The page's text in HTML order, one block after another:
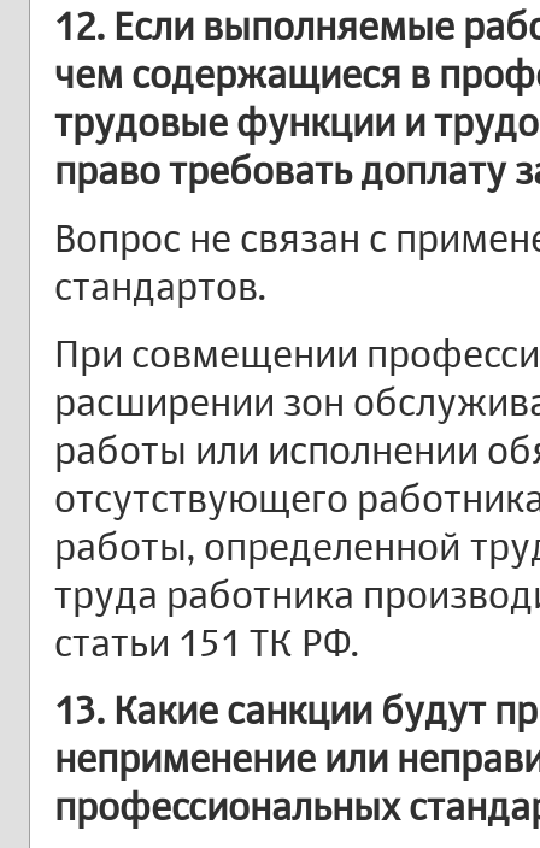
12. Если выполняемые
чем содержащиеся в
трудовые функции и
право требовать доплату
Вопрос не связан с
стандартов.
При совмещении
расширении зон
работы или исполнении
отсутствующего
работы, определенной
труда работника
статьи 151 ТК РФ.
13. Какие санкции будут
неприменение или
профессиональных